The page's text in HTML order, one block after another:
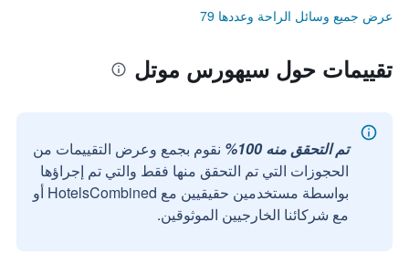
عرض جميع وسائل الراحة وعددها 79
تقييمات حول سيهورس موتل
تم التحقق منه 100%
نقوم بجمع وعرض التقييمات من
الحجوزات التي تم التحقق منها فقط والتي تم إجراؤها
بواسطة مستخدمين حقيقيين مع HotelsCombined أو
مع شركائنا الخارجيين الموثوقين.